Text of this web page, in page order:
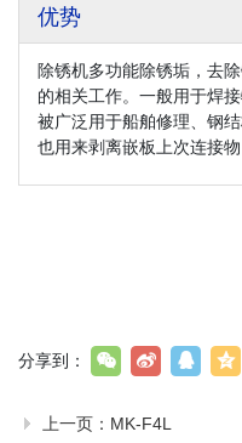
优势
除锈机多功能除锈垢，去
的相关工作。一般用于焊
被广泛用于船舶修理、钢
也用来剥离嵌板上次连接
上一页： MK-F4L
分享到：